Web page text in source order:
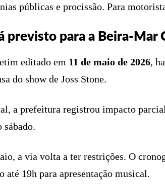
públicas e procissão. Para
previsto para a Beira-Mar
editado em 11 de maio de 2026,
do show de Joss Stone.
a prefeitura registrou impacto
sábado.
a via volta a ter restrições. O
até 19h para apresentação musical.